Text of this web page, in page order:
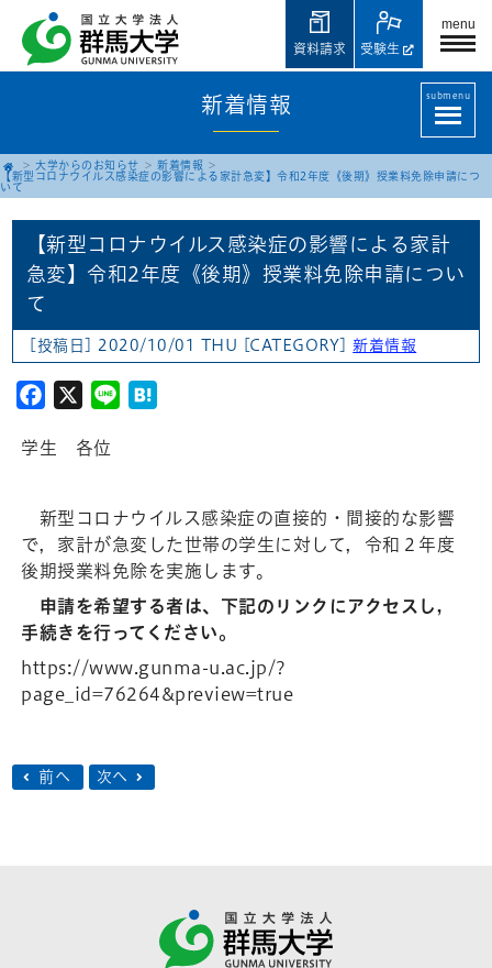
menu
受験生
資料請求
新着情報 submenu
大学からのお知らせ
新着情報
【新型コロナウイルス感染症の影響による家計急変】令和2年度《後期》授業料免除申請につ
いて
【新型コロナウイルス感染症の影響による家計
急変】令和2年度《後期》授業料免除申請につい
て
[投稿日] 2020/10/01 THU [CATEGORY]新着情報
Facebook
X Line
学生 各位
新型コロナウイルス感染症の直接的・間接的な影響
で，家計が急変した世帯の学生に対して，令和２年度
後期授業料免除を実施します。
申請を希望する者は、下記のリンクにアクセスし，
手続きを行ってください。
https://www.gunma-u.ac.jp/?
page_id=76264&preview=true
前へ 次へ